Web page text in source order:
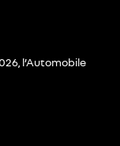
l’Automobile